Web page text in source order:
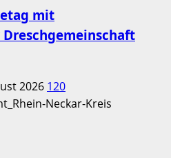
mit
2026 120